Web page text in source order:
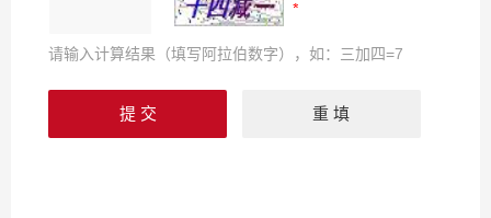
请输入计算结果（填写阿拉伯数字），如：三加四=7